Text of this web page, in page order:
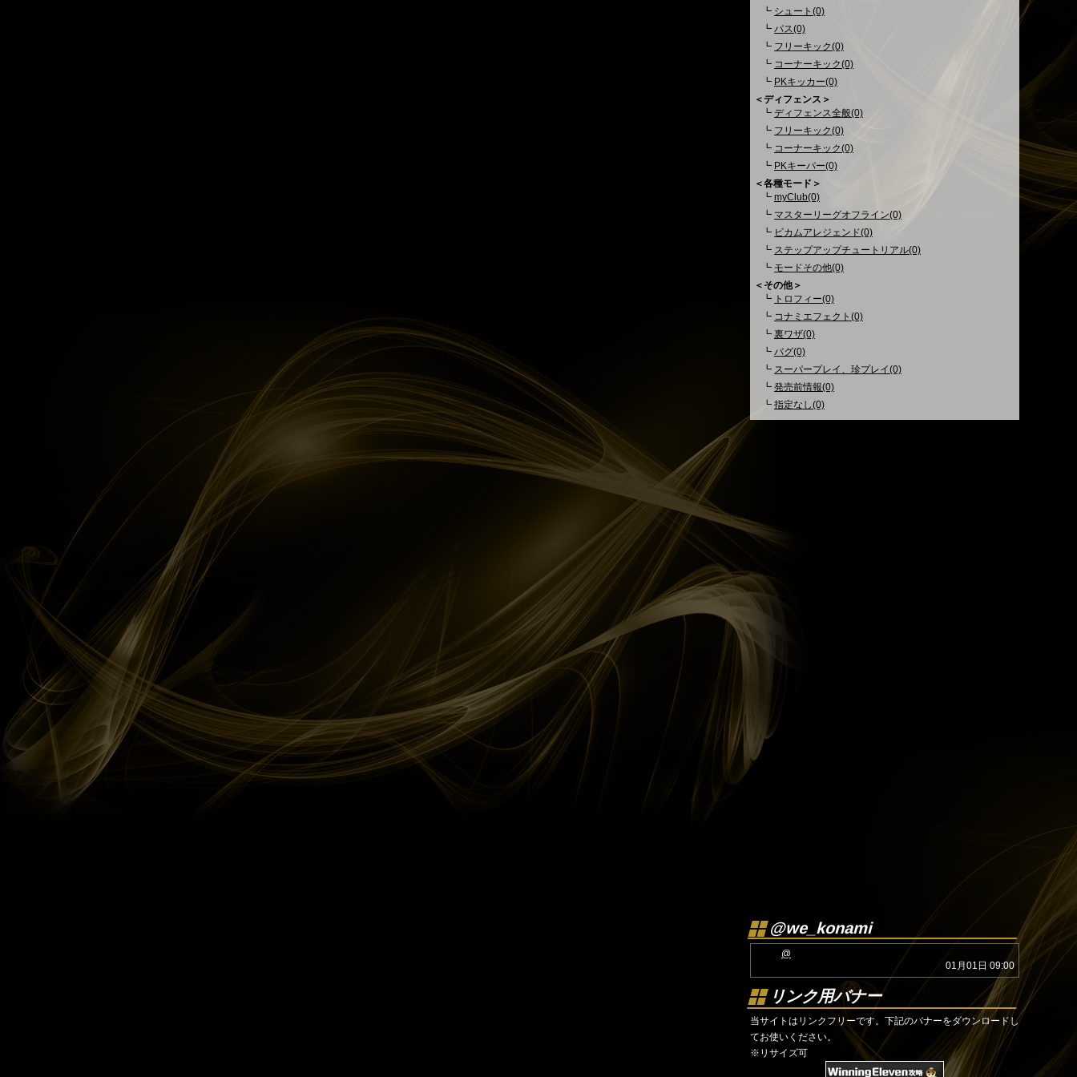
┗ シュート(0)
┗ パス(0)
┗ フリーキック(0)
┗ コーナーキック(0)
┗ PKキッカー(0)
＜ディフェンス＞
┗ ディフェンス全般(0)
┗ フリーキック(0)
┗ コーナーキック(0)
┗ PKキーパー(0)
＜各種モード＞
┗ myClub(0)
┗ マスターリーグオフライン(0)
┗ ビカムアレジェンド(0)
┗ ステップアップチュートリアル(0)
┗ モードその他(0)
＜その他＞
┗ トロフィー(0)
┗ コナミエフェクト(0)
┗ 裏ワザ(0)
┗ バグ(0)
┗ スーパープレイ、珍プレイ(0)
┗ 発売前情報(0)
┗ 指定なし(0)
@we_konami
@
01月01日 09:00
リンク用バナー
当サイトはリンクフリーです。下記のバナーをダウンロードし
てお使いください。
※リサイズ可